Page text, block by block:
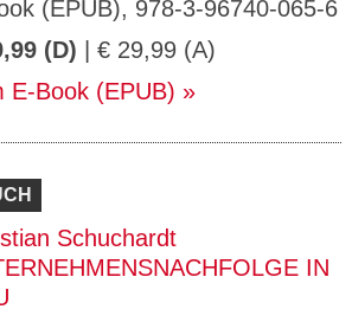
(EPUB), 978-3-96740-065-6
(D) | € 29,99 (A)
E-Book (EPUB)
Schuchardt
IN